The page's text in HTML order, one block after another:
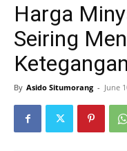
Harga
Seiring
By Asido Situmorang - June